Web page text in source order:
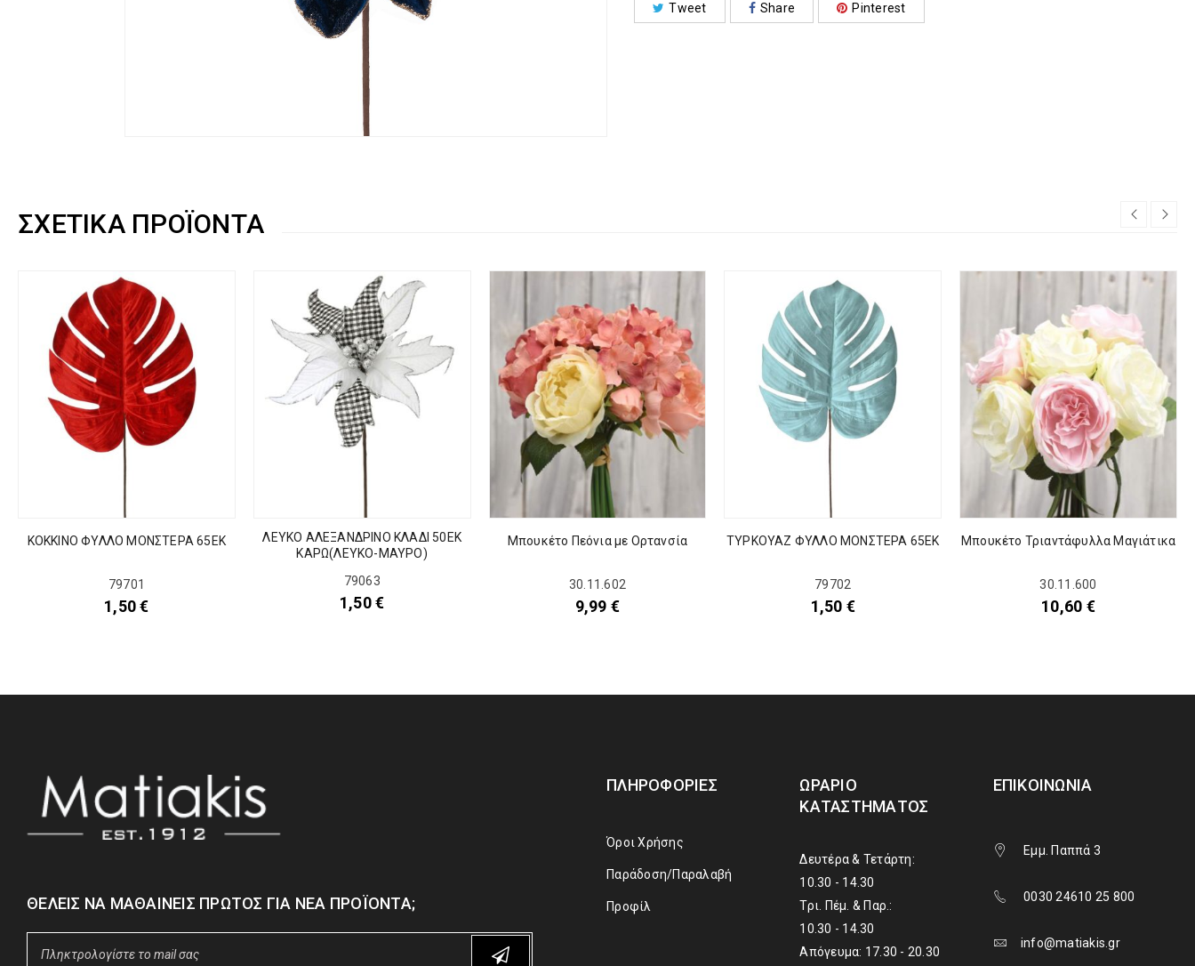
Tweet Share Pinterest
ΣΧΕΤΙΚΆ ΠΡΟΪΌΝΤΑ
ΚΟΚΚΙΝΟ ΦΥΛΛΟ ΜΟΝΣΤΕΡΑ 65ΕΚ
79701
1,50€
ΛΕΥΚΟ ΑΛΕΞΑΝΔΡΙΝΟ ΚΛΑΔΙ 50ΕΚ
ΚΑΡΩ(ΛΕΥΚΟ-ΜΑΥΡΟ)
79063
1,50€
Μπουκέτο Πεόνια με Ορτανσία
30.11.602
9,99 €
ΤΥΡΚΟΥΑΖ ΦΥΛΛΟ ΜΟΝΣΤΕΡΑ 65ΕΚ
79702
1,50 €
Μπουκέτο Τριαντάφυλλα Μαγιάτικα
30.11.600
10,60 €
ΘΈΛΕΙΣ ΝΑ ΜΑΘΑΊΝΕΙΣ ΠΡΏΤΟΣ ΓΙΑ ΝΈΑ ΠΡΟΪΌΝΤΑ;
ΠΛΗΡΟΦΟΡΊΕΣ
Όροι Χρήσης
Παράδοση/Παραλαβή
Προφίλ
ΩΡΆΡΙΟ
ΚΑΤΑΣΤΉΜΑΤΟΣ
Δευτέρα & Τετάρτη:
10.30 - 14.30
Τρι. Πέμ. & Παρ.:
10.30 - 14.30
Απόγευμα: 17.30 - 20.30
ΕΠΙΚΟΙΝΩΝΊΑ
Εμμ. Παππά 3
0030 24610 25 800
info@matiakis.gr